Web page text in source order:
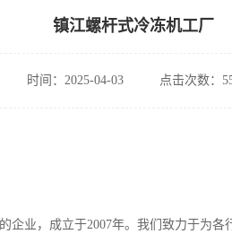
镇江螺杆式冷冻机工厂
时间：2025-04-03 点击次数：
业，成立于2007年。我们致力于为各